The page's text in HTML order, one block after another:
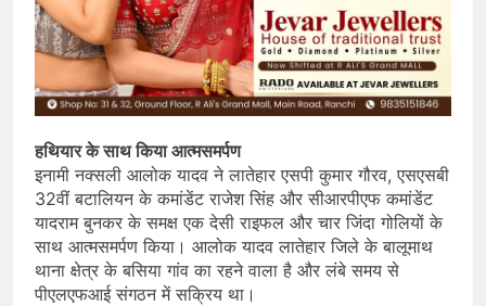
हथियार के साथ किया आत्मसमर्पण
इनामी नक्सली आलोक यादव ने लातेहार एसपी कुमार गौरव, एसएसबी
32वीं बटालियन के कमांडेंट राजेश सिंह और सीआरपीएफ कमांडेंट
यादराम बुनकर के समक्ष एक देसी राइफल और चार जिंदा गोलियों के
साथ आत्मसमर्पण किया। आलोक यादव लातेहार जिले के बालूमाथ
थाना क्षेत्र के बसिया गांव का रहने वाला है और लंबे समय से
पीएलएफआई संगठन में सक्रिय था।